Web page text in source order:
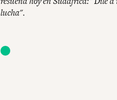
lucha".